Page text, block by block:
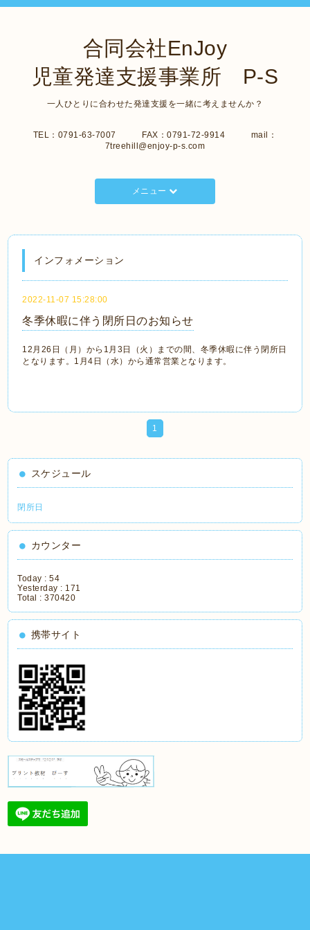
合同会社EnJoy
児童発達支援事業所 P-S
一人ひとりに合わせた発達支援を一緒に考えませんか？
TEL：0791-63-7007 FAX：0791-72-9914 mail：
7treehill@enjoy-p-s.com
メニュー
インフォメーション
2022-11-07 15:28:00
冬季休暇に伴う閉所日のお知らせ
12月26日（月）から1月3日（火）までの間、冬季休暇に伴う閉所日
となります。1月4日（水）から通常営業となります。
1
スケジュール
閉所日
カウンター
Today :54
Yesterday : 171
Total :370420
携帯サイト